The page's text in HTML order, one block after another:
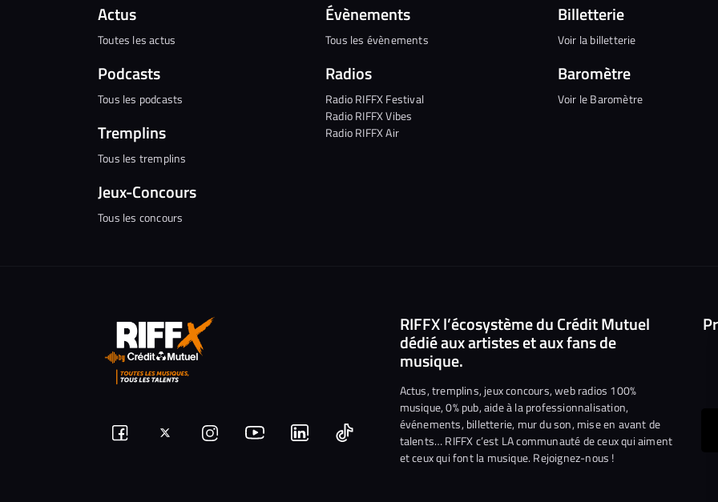
Actus
Toutes les actus
Podcasts
Tous les podcasts
Tremplins
Tous les tremplins
Jeux-Concours
Tous les concours
Évènements
Tous les évènements
Radios
Radio RIFFX Festival
Radio RIFFX Vibes
Radio RIFFX Air
Billetterie
Voir la billetterie
Baromètre
Voir le Baromètre
Suivez-Suivez-Nous
NousNous Nous
RIFFX l’écosystème du Crédit Mutuel
dédié aux artistes et aux fans de
musique.
Actus, tremplins, jeux concours, web radios 100%
musique, 0% pub, aide à la professionnalisation,
événements, billetterie, mur du son, mise en avant de
talents… RIFFX c’est LA communauté de ceux qui aiment
et ceux qui font la musique. Rejoignez-nous !